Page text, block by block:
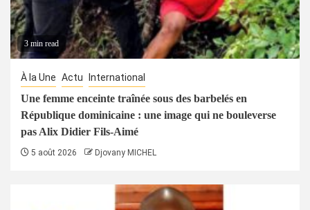
3 min read
À la Une Actu International
Une femme enceinte traînée sous des barbelés en
République dominicaine : une image qui ne bouleverse
pas Alix Didier Fils-Aimé
5 août 2026 Djovany MICHEL